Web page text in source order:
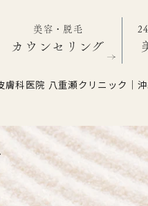
美容・脱毛
カウンセリング
科医院 八重瀬クリニック｜